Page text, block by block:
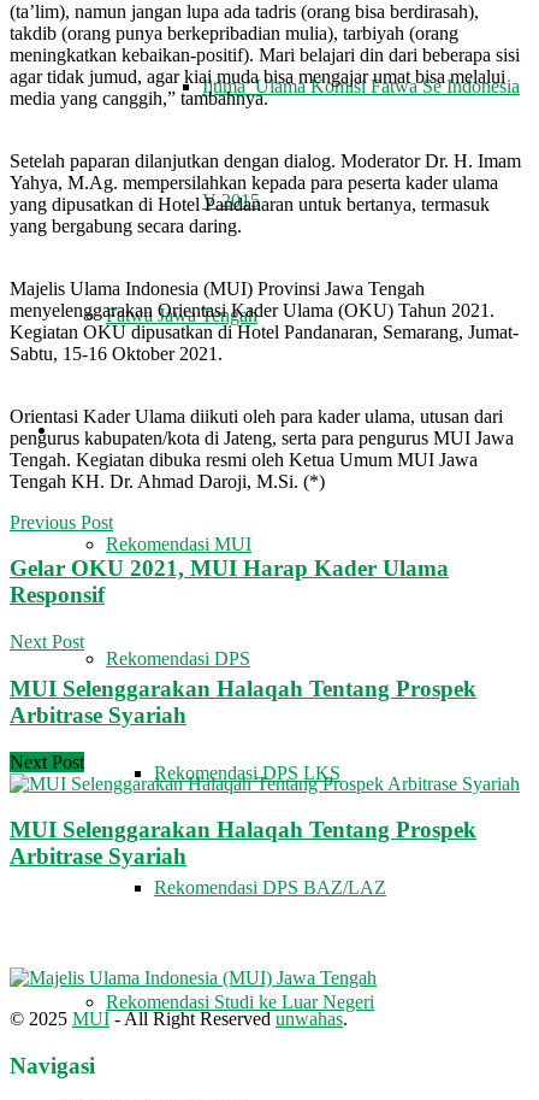
Ijtima’ Ulama Komisi Fatwa Se Indonesia
V 2015
Fatwa Jawa Tengah
REKOMENDASI
Rekomendasi MUI
Rekomendasi DPS
Rekomendasi DPS LKS
Rekomendasi DPS BAZ/LAZ
Rekomendasi Studi ke Luar Negeri
(ta’lim), namun jangan lupa ada tadris (orang bisa berdirasah),
takdib (orang punya berkepribadian mulia), tarbiyah (orang
meningkatkan kebaikan-positif). Mari belajari din dari beberapa sisi
agar tidak jumud, agar kiai muda bisa mengajar umat bisa melalui
media yang canggih,” tambahnya.
Setelah paparan dilanjutkan dengan dialog. Moderator Dr. H. Imam
Yahya, M.Ag. mempersilahkan kepada para peserta kader ulama
yang dipusatkan di Hotel Pandanaran untuk bertanya, termasuk
yang bergabung secara daring.
Majelis Ulama Indonesia (MUI) Provinsi Jawa Tengah
menyelenggarakan Orientasi Kader Ulama (OKU) Tahun 2021.
Kegiatan OKU dipusatkan di Hotel Pandanaran, Semarang, Jumat-
Sabtu, 15-16 Oktober 2021.
Orientasi Kader Ulama diikuti oleh para kader ulama, utusan dari
pengurus kabupaten/kota di Jateng, serta para pengurus MUI Jawa
Tengah. Kegiatan dibuka resmi oleh Ketua Umum MUI Jawa
Tengah KH. Dr. Ahmad Daroji, M.Si. (*)
Previous Post
Gelar OKU 2021, MUI Harap Kader Ulama
Responsif
Next Post
MUI Selenggarakan Halaqah Tentang Prospek
Arbitrase Syariah
Next Post
MUI Selenggarakan Halaqah Tentang Prospek
Arbitrase Syariah
© 2025 MUI - All Right Reserved unwahas.
Navigasi